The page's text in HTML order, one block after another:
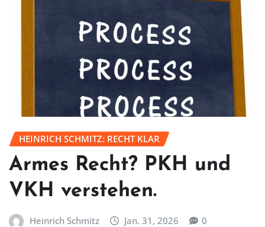
HEINRICH SCHMITZ: RECHT KLAR
Armes Recht? PKH und
VKH verstehen.
Heinrich Schmitz Jan. 31, 2026 0